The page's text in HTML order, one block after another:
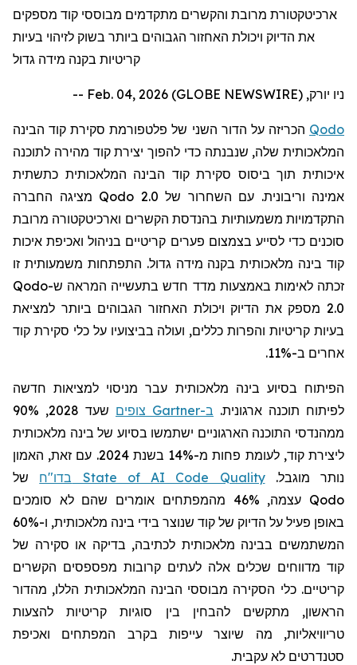
ארכיטקטורת מרובת והקשרים מתקדמים מבוססי קוד מספקים
את הדיוק ויכולת האחזור הגבוהים ביותר בשוק לזיהוי בעיות
קריטיות בקנה מידה גדול
ניו יורק, Feb. 04, 2026 (GLOBE NEWSWIRE) --
Qodo הכריזה על הדור השני של פלטפורמת סקירת קוד הבינה
המלאכותית שלה, שנבנתה כדי להפוך יצירת קוד מהירה לתוכנה
איכותית תוך ביסוס סקירת קוד הבינה המלאכותית כתשתית
אמינה וריבונית. עם השחרור של Qodo 2.0 מציגה החברה
התקדמויות משמעותיות בהנדסת הקשרים וארכיטקטורה מרובת
סוכנים כדי לסייע בצמצום פערים קריטיים בניהול ואכיפת איכות
קוד בינה מלאכותית בקנה מידה גדול. התפתחות משמעותית זו
זכתה לאימות באמצעות מדד חדש בתעשייה המראה ש-Qodo
2.0 מספק את הדיוק ויכולת האחזור הגבוהים ביותר למציאת
בעיות קריטיות והפרות כללים, ועולה בביצועיו על כלי סקירת קוד
אחרים ב-11%.
הפיתוח בסיוע בינה מלאכותית עבר מניסוי למציאות חדשה
לפיתוח תוכנה ארגונית. ב-Gartner צופים
שעד 2028, 90%
ממהנדסי התוכנה הארגוניים ישתמשו בסיוע של בינה מלאכותית
ליצירת קוד, לעומת פחות מ-14% בשנת 2024. עם זאת, האמון
נותר מוגבל.בדו"ח State of AI Code Quality
של
Qodo עצמה, 46% מהמפתחים אומרים שהם לא סומכים
באופן פעיל על הדיוק של קוד שנוצר בידי בינה מלאכותית, ו-60%
המשתמשים בבינה מלאכותית לכתיבה, בדיקה או סקירה של
קוד מדווחים שכלים אלה לעתים קרובות מפספסים הקשרים
קריטיים. כלי הסקירה מבוססי הבינה המלאכותית הללו, מהדור
הראשון, מתקשים להבחין בין סוגיות קריטיות להצעות
טריוויאליות, מה שיוצר עייפות בקרב המפתחים ואכיפת
סטנדרטים לא עקבית.